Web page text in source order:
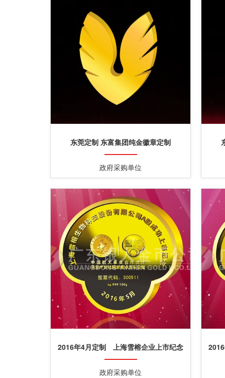
东莞定制 东富集团纯金徽章定制
政府采购单位
2016年4月定制 上海雪榕企业上市纪念
金砖定制金铤加工制作
政府采购单位